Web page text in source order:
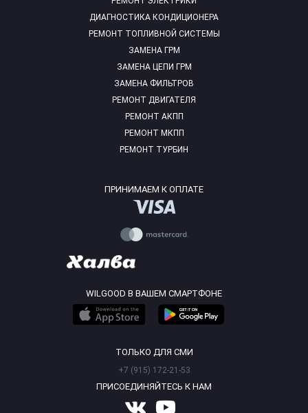
ДИАГНОСТИКА КОНДИЦИОНЕРА
РЕМОНТ ТОПЛИВНОЙ СИСТЕМЫ
ЗАМЕНА ГРМ
ЗАМЕНА ЦЕПИ ГРМ
ЗАМЕНА ФИЛЬТРОВ
РЕМОНТ ДВИГАТЕЛЯ
РЕМОНТ АКПП
РЕМОНТ МКПП
РЕМОНТ ТУРБИН
ПРИНИМАЕМ К ОПЛАТЕ
WILGOOD В ВАШЕМ СМАРТФОНЕ
ТОЛЬКО ДЛЯ СМИ
+7 (915) 172-21-53
ПРИСОЕДИНЯЙТЕСЬ К НАМ